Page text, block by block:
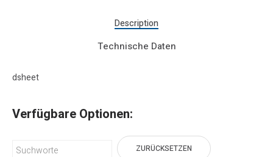
Description
Technische Daten
dsheet
Verfügbare Optionen:
ZURÜCKSETZEN